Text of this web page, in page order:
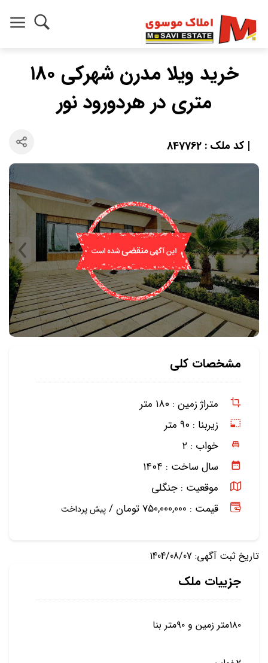
خرید ویلا مدرن شهرکی ۱۸۰
متری در هردورود نور
| کد ملک : 847762
مشخصات کلی
متراژ زمین : ۱۸۰ متر
زیربنا : ۹۰ متر
خواب : ۲
سال ساخت : ۱۴۰۴
موقعیت : جنگلی
قیمت : 750,000,000 تومان /
پیش پرداخت
تاریخ ثبت آگهی: 1404/08/07
جزییات ملک
۱۸۰متر زمین و ۹۰متر بنا